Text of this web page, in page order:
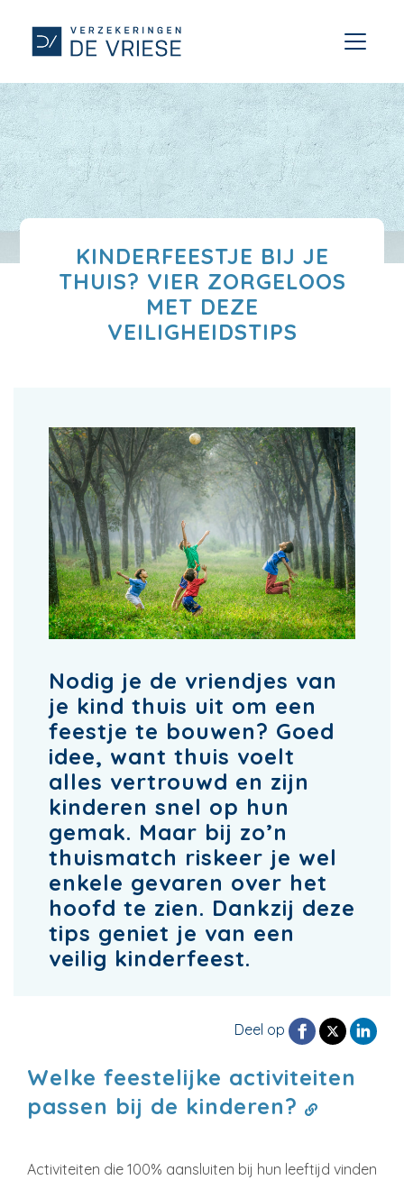
KINDERFEESTJE BIJ JE
THUIS? VIER ZORGELOOS
MET DEZE
VEILIGHEIDSTIPS
Nodig je de vriendjes van
je kind thuis uit om een
feestje te bouwen? Goed
idee, want thuis voelt
alles vertrouwd en zijn
kinderen snel op hun
gemak. Maar bij zo’n
thuismatch riskeer je wel
enkele gevaren over het
hoofd te zien. Dankzij deze
tips geniet je van een
veilig kinderfeest.
Deel op
Welke feestelijke activiteiten
passen bij de kinderen?
Activiteiten die 100% aansluiten bij hun leeftijd vinden